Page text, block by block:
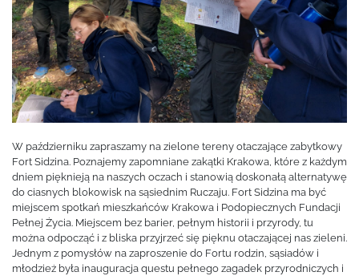
W październiku zapraszamy na zielone tereny otaczające zabytkowy
Fort Sidzina. Poznajemy zapomniane zakątki Krakowa, które z każdym
dniem pięknieją na naszych oczach i stanowią doskonałą alternatywę
do ciasnych blokowisk na sąsiednim Ruczaju. Fort Sidzina ma być
miejscem spotkań mieszkańców Krakowa i Podopiecznych Fundacji
Pełnej Życia. Miejscem bez barier, pełnym historii i przyrody, tu
można odpocząć i z bliska przyjrzeć się pięknu otaczającej nas zieleni.
Jednym z pomysłów na zaproszenie do Fortu rodzin, sąsiadów i
młodzież była inauguracja questu pełnego zagadek przyrodniczych i